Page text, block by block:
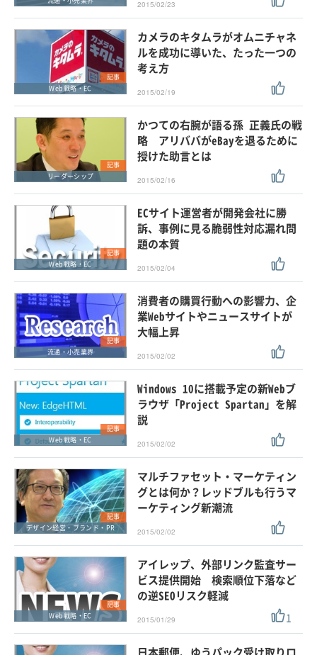
2015/02/23
記事
Web戦略・EC
カメラのキタムラがオムニチャネ
ルを成功に導いた、たった一つの
考え方
2015/02/19
記事
リーダーシップ
かつての右腕が語る孫 正義氏の戦
略 アリババがeBayを退るために
授けた助言とは
2015/02/16
記事
Web戦略・EC
ECサイト運営者が開発会社に勝
訴、事例に見る脆弱性対応漏れ問
題の本質
2015/02/04
記事
流通・小売業界
消費者の購買行動への影響力、企
業Webサイトやニュースサイトが
大幅上昇
2015/02/02
記事
Web戦略・EC
Windows 10に搭載予定の新Webブ
ラウザ「Project Spartan」を解
説
2015/02/02
記事
デザイン経営・ブランド・PR
マルチファセット・マーケティン
グとは何か？レッドブルも行うマ
ーケティング新潮流
2015/02/02
記事
Web戦略・EC
アイレップ、外部リンク監査サー
ビス提供開始 検索順位下落など
の逆SEOリスク軽減
2015/01/29 1